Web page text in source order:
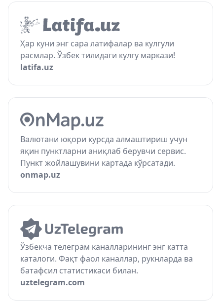
Ҳар куни энг сара латифалар ва кулгули
расмлар. Ўзбек тилидаги кулгу маркази!
latifa.uz
Валютани юқори курсда алмаштириш учун
яқин пунктларни аниқлаб берувчи сервис.
Пункт жойлашувини картада кўрсатади.
onmap.uz
Ўзбекча телеграм каналларининг энг катта
каталоги. Фақт фаол каналлар, рукнларда ва
батафсил статистикаси билан.
uztelegram.com